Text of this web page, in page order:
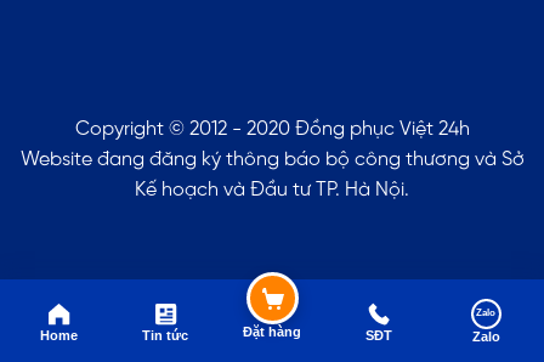
Copyright © 2012 - 2020 Đồng phục Việt 24h
Website đang đăng ký thông báo bộ công thương và Sở
Kế hoạch và Đầu tư TP. Hà Nội.
Home Tin tức Đặt hàng SĐT
Zalo
Zalo